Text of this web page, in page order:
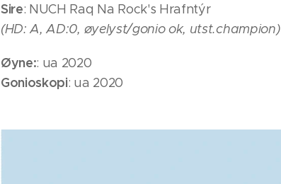
Sire: NUCH Raq Na Rock's Hrafntýr
(HD: A, AD:0, øyelyst/gonio ok, utst.champion)
Øyne:: ua 2020
Gonioskopi: ua 2020